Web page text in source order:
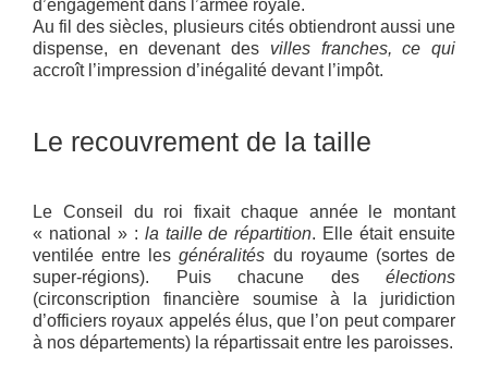
d’engagement dans l’armée royale.
Au fil des siècles, plusieurs cités obtiendront aussi une
dispense, en devenant des villes franches, ce qui
accroît l’impression d’inégalité devant l’impôt.
Le recouvrement de la taille
Le Conseil du roi fixait chaque année le montant
« national » : la taille de répartition. Elle était ensuite
ventilée entre lesgénéralités du royaume (sortes de
super-régions). Puis chacune des élections
(circonscription financière soumise à la juridiction
d’officiers royaux appelés élus, que l’on peut comparer
à nos départements) la répartissait entre les paroisses.